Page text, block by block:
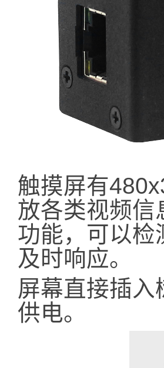
触摸屏有
放各类视频信
功能，可以检
及时响应。
屏幕直接插
供电。